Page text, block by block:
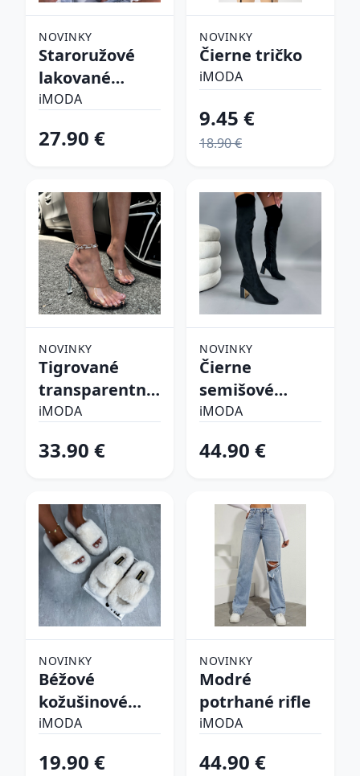
NOVINKY
Staroružové
lakované
lodičky
iMODA
27.90 €
NOVINKY
Čierne tričko
iMODA
9.45 €
18.90 €
NOVINKY
Tigrované
transparentné
sandále
iMODA
33.90 €
NOVINKY
Čierne
semišové
vysoké čižmy
iMODA
44.90 €
NOVINKY
Béžové
kožušinové
šlapky
iMODA
19.90 €
NOVINKY
Modré
potrhané rifle
iMODA
44.90 €